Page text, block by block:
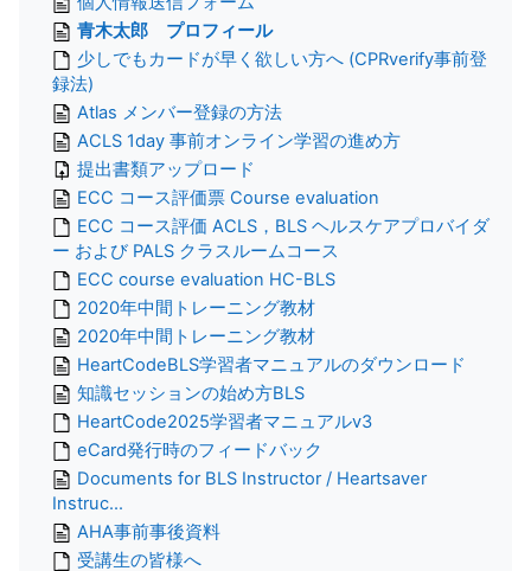
青木太郎 プロフィール
少しでもカードが早く欲しい方へ (CPRverify事前登
録法)
Atlas メンバー登録の方法
ACLS 1day 事前オンライン学習の進め方
提出書類アップロード
ECC コース評価票 Course evaluation
ECC コース評価 ACLS，BLS ヘルスケアプロバイダ
ー および PALS クラスルームコース
ECC course evaluation HC-BLS
2020年中間トレーニング教材
2020年中間トレーニング教材
HeartCodeBLS学習者マニュアルのダウンロード
知識セッションの始め方BLS
HeartCode2025学習者マニュアルv3
eCard発行時のフィードバック
Documents for BLS Instructor / Heartsaver
Instruc...
AHA事前事後資料
受講生の皆様へ